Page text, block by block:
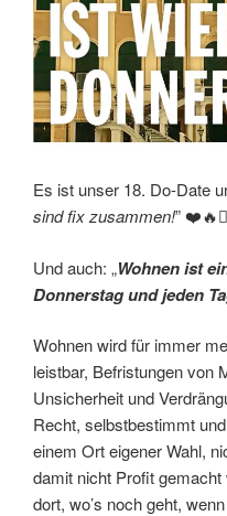
Es ist unser 18. Do-Date
sind fix zusammen!”
Und auch: „Wohnen ist
Donnerstag und jeden
Wohnen wird für immer
leistbar, Befristungen von
Unsicherheit und
Recht, selbstbestimmt
einem Ort eigener Wahl,
damit nicht Profit
dort, wo’s noch geht,